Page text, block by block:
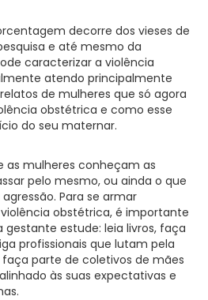
decorre dos vieses de
e até mesmo da
caracterizar a violência
atendo principalmente
de mulheres que só agora
obstétrica e como esse
do seu maternar.
as mulheres conheçam as
pelo mesmo, ou ainda o que
Para se armar
obstétrica, é importante
estude: leia livros, faça
profissionais que lutam pela
parte de coletivos de mães
às suas expectativas e